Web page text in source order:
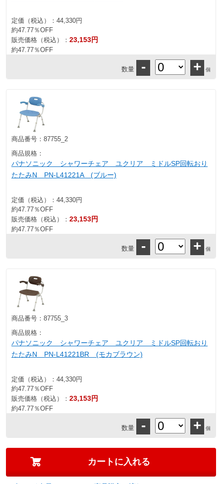
定価（税込）： 44,330円
約47.77％OFF
販売価格（税込）： 23,153円
約47.77％OFF
数量 - + 個
商品番号： 87755_2
商品規格：
パナソニック シャワーチェア ユクリア ミドルSP回転おり
たたみN PN-L41221A (ブルー)
定価（税込）： 44,330円
約47.77％OFF
販売価格（税込）： 23,153円
約47.77％OFF
数量 - + 個
商品番号： 87755_3
商品規格：
パナソニック シャワーチェア ユクリア ミドルSP回転おり
たたみN PN-L41221BR (モカブラウン)
定価（税込）： 44,330円
約47.77％OFF
販売価格（税込）： 23,153円
約47.77％OFF
数量 - + 個